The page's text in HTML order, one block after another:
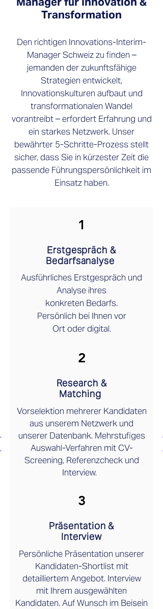
Transformation
Den richtigen Innovations-Interim-
Manager Schweiz zu finden –
jemanden der zukunftsfähige
Strategien entwickelt,
Innovationskulturen aufbaut und
transformationalen Wandel
vorantreibt – erfordert Erfahrung und
ein starkes Netzwerk. Unser
bewährter 5-Schritte-Prozess stellt
sicher, dass Sie in kürzester Zeit die
passende Führungspersönlichkeit im
Einsatz haben.
1
Erstgespräch &
Bedarfsanalyse
Ausführliches Erstgespräch und
Analyse ihres
konkreten Bedarfs.
Persönlich bei Ihnen vor
Ort oder digital.
2
Research &
Matching
Vorselektion mehrerer Kandidaten
aus unserem Netzwerk und
unserer Datenbank. Mehrstufiges
Auswahl-Verfahren mit CV-
Screening, Referenzcheck und
Interview.
3
Präsentation &
Interview
Persönliche Präsentation unserer
Kandidaten-Shortlist mit
detailliertem Angebot. Interview
mit Ihrem ausgewählten
Kandidaten. Auf Wunsch im Beisein